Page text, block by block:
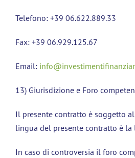
Telefono: +39 06.622.889.33
Fax: +39 06.929.125.67
Email:
13) Giurisdizione e Foro
Il presente contratto è soggetto
lingua del presente contratto è
In caso di controversia il foro